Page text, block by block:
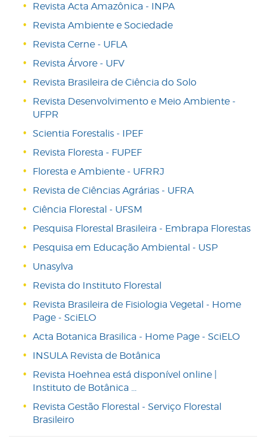
Revista Acta Amazônica - INPA
Revista Ambiente e Sociedade
Revista Cerne - UFLA
Revista Árvore - UFV
Revista Brasileira de Ciência do Solo
Revista Desenvolvimento e Meio Ambiente -
UFPR
Scientia Forestalis - IPEF
Revista Floresta - FUPEF
Floresta e Ambiente - UFRRJ
Revista de Ciências Agrárias - UFRA
Ciência Florestal - UFSM
Pesquisa Florestal Brasileira - Embrapa Florestas
Pesquisa em Educação Ambiental - USP
Unasylva
Revista do Instituto Florestal
Revista Brasileira de Fisiologia Vegetal - Home
Page - SciELO
Acta Botanica Brasilica - Home Page - SciELO
INSULA Revista de Botânica
Revista Hoehnea está disponível online |
Instituto de Botânica ...
Revista Gestão Florestal - Serviço Florestal
Brasileiro